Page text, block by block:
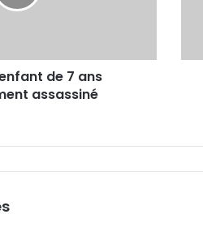
de 7 ans
assassiné
pour